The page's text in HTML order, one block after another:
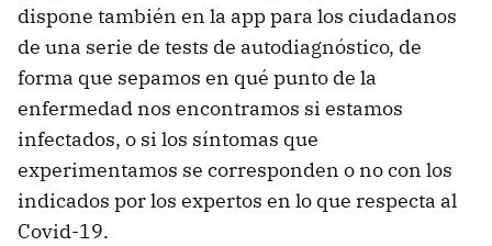
dispone también en la app para los ciudadanos
de una serie de tests de autodiagnóstico, de
forma que sepamos en qué punto de la
enfermedad nos encontramos si estamos
infectados, o si los síntomas que
experimentamos se corresponden o no con los
indicados por los expertos en lo que respecta al
Covid-19.